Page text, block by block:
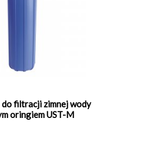
filtracji zimnej wody
oringiem UST-M